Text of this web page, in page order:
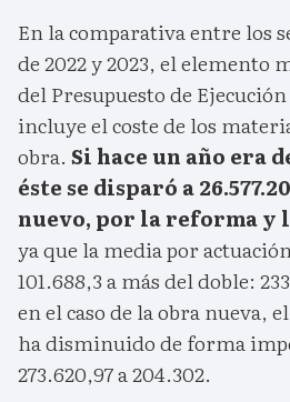
En la comparativa entre los
de 2022 y 2023, el elemento
del Presupuesto de
incluye el coste de los
obra. Si hace un año era
éste se disparó a
nuevo, por la reforma
ya que la media por
101.688,3 a más del doble:
en el caso de la obra nueva,
ha disminuido de forma
273.620,97 a 204.302.